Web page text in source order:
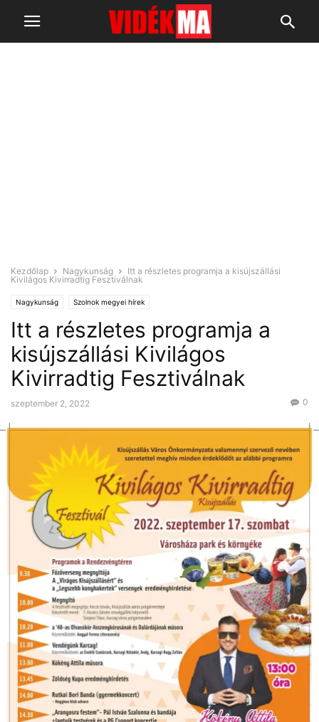
Kezdőlap Nagykunság
Itt a részletes programja a kisújszállási
Kivilágos Kivirradtig Fesztiválnak
Nagykunság Szolnok megyei hírek
Itt a részletes programja a
kisújszállási Kivilágos
Kivirradtig Fesztiválnak
szeptember 2, 2022 0